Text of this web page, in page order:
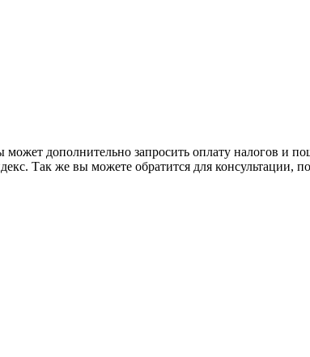
дополнительно запросить оплату налогов и
Так же вы можете обратится для консультации,